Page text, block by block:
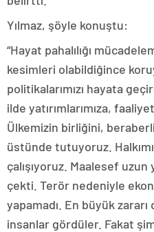
Yılmaz, şöyle konuştu:
“Hayat pahalılığı
kesimleri olabildiğince
politikalarımızı hayata
ilde yatırımlarımıza,
Ülkemizin birliğini,
üstünde tutuyoruz.
çalışıyoruz. Maalesef
çekti. Terör nedeniyle
yapamadı. En büyük
insanlar gördüler. Fakat